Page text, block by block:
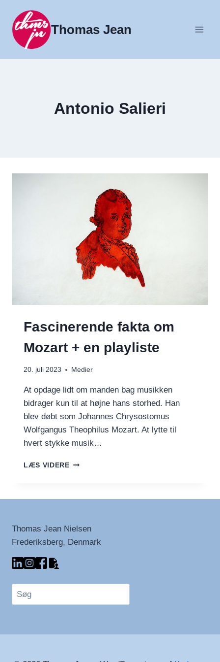
indhold
Thomas Jean
Antonio Salieri
Fascinerende fakta om
Mozart + en playliste
20. juli 2023 Medier
At opdage lidt om manden bag musikken
bidrager kun til at højne hans storhed. Han
blev døbt som Johannes Chrysostomus
Wolfgangus Theophilus Mozart. At lytte til
hvert stykke musik…
LÆS VIDEREFASCINERENDE
PLAYLISTE
Thomas Jean Nielsen
Frederiksberg, Denmark
Søg